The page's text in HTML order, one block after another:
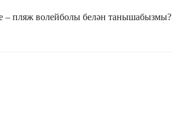
– пляж волейболы белән танышабызмы?